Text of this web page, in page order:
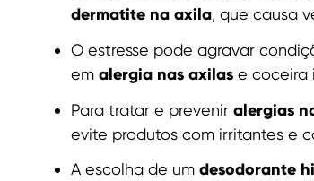
dermatite na axila, que causa
O estresse pode agravar
em alergia nas axilas e coceira
Para tratar e prevenir alergias
evite produtos com irritantes e
A escolha de um desodorante